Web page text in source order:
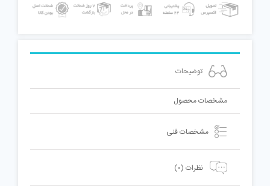
توضیحات
مشخصات محصول
مشخصات فنی
نظرات (0)